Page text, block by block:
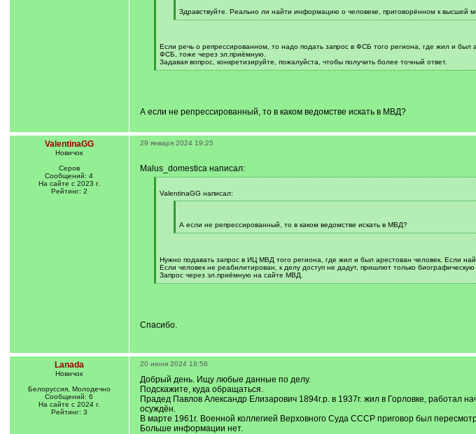
q
]
Здравствуйте. Реально ли найти информацию о человеке, приговорённом к высшей
[
Если речь о репрессированном, то надо подать запрос в ФСБ того региона, где жил и
ФСБ, тоже через эл.приёмную.
Задавая вопрос, конкретизируйте, пожалуйста, чтобы получить более точный ответ.
[
А если не репрессированный, то в каком ведомстве искать в МВД?
ValentinaGG
Новичок
Серов
Сообщений: 4
На сайте с 2023 г.
Рейтинг: 2
29 января 2024 19:25
Malus_domestica написал:
q
ValentinaGG написал:
]А если не репрессированный, то в каком ведомстве искать в МВД?
[
Нужно подавать запрос в ИЦ МВД того региона, где жил и был арестован человек. Если
Если человек не реабилитирован, к делу доступ не дадут, пришлют только биографическую
Запрос через эл.приёмную на сайте МВД.
[
Спасибо.
Lanada
Новичок
Белоруссия, Молодечно
Сообщений: 6
На сайте с 2024 г.
Рейтинг: 3
20 июня 2024 18:58
Добрый день. Ищу любые данные по делу.
Подскажите, куда обращаться.
Прадед Павлов Александр Елизарович 1894г.р. в 1937г. жил в Горловке, работал
осуждён.
В марте 1961г. Военной коллегией Верховного Суда СССР приговор был
Больше информации нет.